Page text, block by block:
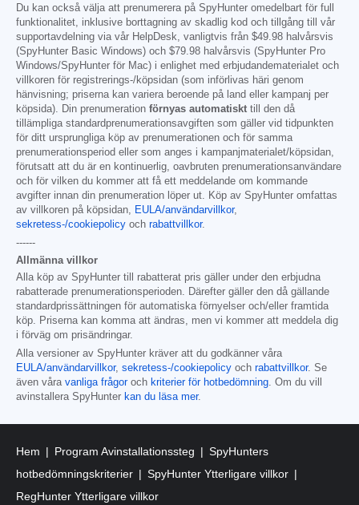
Du kan också välja att prenumerera på SpyHunter omedelbart för full
funktionalitet, inklusive borttagning av skadlig kod och tillgång till vår
supportavdelning via vår HelpDesk, vanligtvis från $49.98 halvårsvis
(SpyHunter Basic Windows) och $79.98 halvårsvis (SpyHunter Pro
Windows/SpyHunter för Mac) i enlighet med erbjudandematerialet och
villkoren för registrerings-/köpsidan (som införlivas häri genom
hänvisning; priserna kan variera beroende på land eller kampanj per
köpsida). Din prenumeration förnyas automatiskt till den då
tillämpliga standardprenumerationsavgiften som gäller vid tidpunkten
för ditt ursprungliga köp av prenumerationen och för samma
prenumerationsperiod eller som anges i kampanjmaterialet/köpsidan,
förutsatt att du är en kontinuerlig, oavbruten prenumerationsanvändare
och för vilken du kommer att få ett meddelande om kommande
avgifter innan din prenumeration löper ut. Köp av SpyHunter omfattas
av villkoren på köpsidan,
EULA/användarvillkor,
sekretess-/cookiepolicy och rabattvillkor.
------
Allmänna villkor
Alla köp av SpyHunter till rabatterat pris gäller under den erbjudna
rabatterade prenumerationsperioden. Därefter gäller den då gällande
standardprissättningen för automatiska förnyelser och/eller framtida
köp. Priserna kan komma att ändras, men vi kommer att meddela dig
i förväg om prisändringar.
Alla versioner av SpyHunter kräver att du godkänner våra
EULA/användarvillkor, sekretess-/cookiepolicy och rabattvillkor. Se
även våra vanliga frågoroch kriterier för hotbedömning . Om du vill
avinstallera SpyHunter kan du läsa mer.
Hem Program Avinstallationssteg
SpyHunters
hotbedömningskriterier
SpyHunter Ytterligare villkor
RegHunter Ytterligare villkor